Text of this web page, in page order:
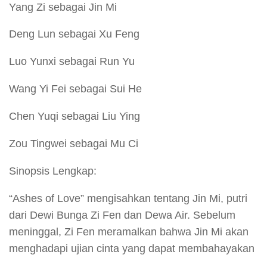
Yang Zi sebagai Jin Mi
Deng Lun sebagai Xu Feng
Luo Yunxi sebagai Run Yu
Wang Yi Fei sebagai Sui He
Chen Yuqi sebagai Liu Ying
Zou Tingwei sebagai Mu Ci
Sinopsis Lengkap:
“Ashes of Love” mengisahkan tentang Jin Mi, putri
dari Dewi Bunga Zi Fen dan Dewa Air. Sebelum
meninggal, Zi Fen meramalkan bahwa Jin Mi akan
menghadapi ujian cinta yang dapat membahayakan